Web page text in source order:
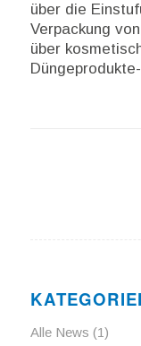
über die
Verpackung
über
Alle News (1)